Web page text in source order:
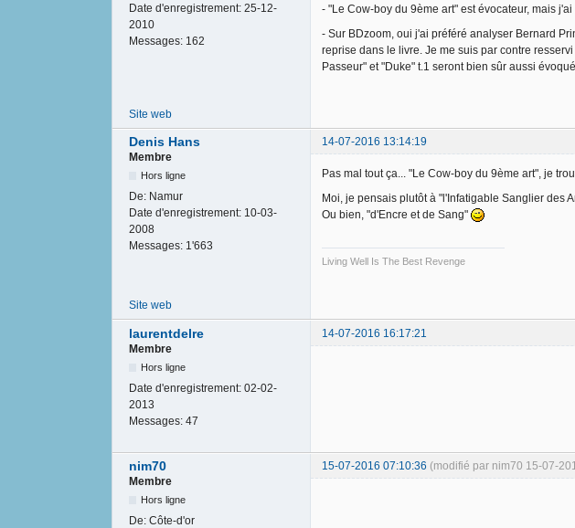
Date d'enregistrement: 25-12-
2010
Messages: 162
- "Le Cow-boy du 9ème art" est évocateur, mais
- Sur BDzoom, oui j'ai préféré analyser Bernard
reprise dans le livre. Je me suis par contre
Passeur" et "Duke" t.1 seront bien sûr aussi
Site web
Denis Hans
14-07-2016 13:14:19
Membre
Hors ligne
De: Namur
Date d'enregistrement: 10-03-
2008
Messages: 1'663
Pas mal tout ça... "Le Cow-boy du 9ème art", je
Moi, je pensais plutôt à "l'Infatigable Sanglier des
Ou bien, "d'Encre et de Sang"
Living Well Is The Best Revenge
Site web
laurentdelre
14-07-2016 16:17:21
Membre
Hors ligne
Date d'enregistrement: 02-02-
2013
Messages: 47
nim70 15-07-2016 07:10:36 (modifié par nim70 15-07-
Membre
Hors ligne
De: Côte-d'or